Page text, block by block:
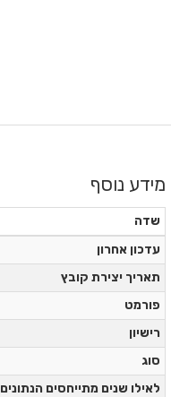
מידע נוסף
שדה
עדכון אחרון
תאריך יצירת קובץ
פורמט
רישיון
סוג
לאילו שנים מתייחסים הנתונים